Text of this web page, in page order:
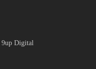
9up Digital